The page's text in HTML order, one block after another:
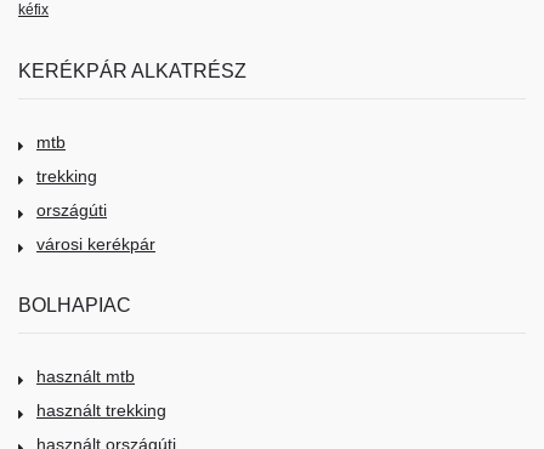
kéfix
KERÉKPÁR ALKATRÉSZ
mtb
trekking
országúti
városi kerékpár
BOLHAPIAC
használt mtb
használt trekking
használt országúti